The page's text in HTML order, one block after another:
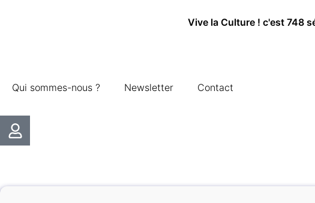
Vive la Culture ! c'est 748
Qui sommes-nous ? Newsletter Contact